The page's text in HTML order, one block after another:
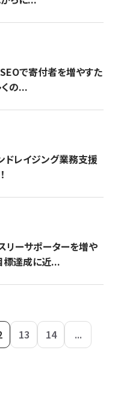
SEOで寄付者を増やすた
の...
ドレイジング業務支援
スリーサポーターを増や
標達成に近...
13 14
...